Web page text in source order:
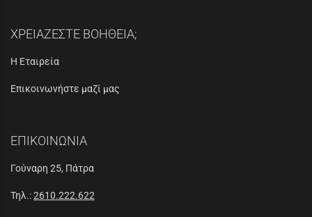
ΧΡΕΙΑΖΕΣΤΕ ΒΟΗΘΕΙΑ;
Η Εταιρεία
Επικοινωνήστε μαζί μας
ΕΠΙΚΟΙΝΩΝΙΑ
Γούναρη 25, Πάτρα
Τηλ.:2610.222.622